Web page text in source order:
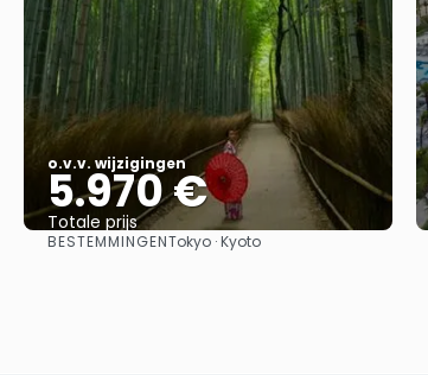
o.v.v. wijzigingen
5.970 €
Totale prijs
Bekijk
BESTEMMINGENTokyo · Kyoto